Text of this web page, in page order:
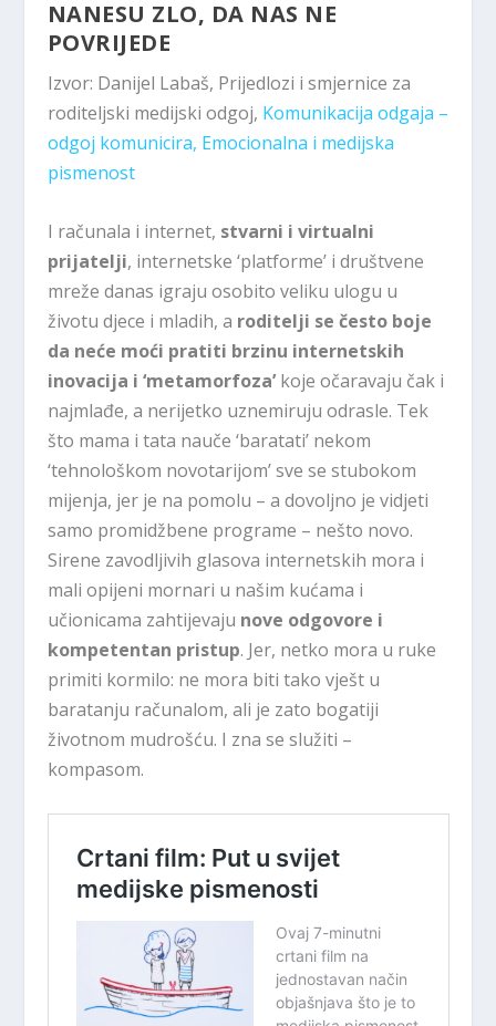
NANESU ZLO, DA NAS NE
POVRIJEDE
Izvor: Danijel Labaš, Prijedlozi i smjernice za
roditeljski medijski odgoj, Komunikacija odgaja –
odgoj komunicira, Emocionalna i medijska
pismenost
I računala i internet, stvarni i virtualni
prijatelji, internetske ‘platforme’ i društvene
mreže danas igraju osobito veliku ulogu u
životu djece i mladih, a roditelji se često boje
da neće moći pratiti brzinu internetskih
inovacija i ‘metamorfoza’koje očaravaju čak i
najmlađe, a nerijetko uznemiruju odrasle. Tek
što mama i tata nauče ‘baratati’ nekom
‘tehnološkom novotarijom’ sve se stubokom
mijenja, jer je na pomolu – a dovoljno je vidjeti
samo promidžbene programe – nešto novo.
Sirene zavodljivih glasova internetskih mora i
mali opijeni mornari u našim kućama i
učionicama zahtijevaju nove odgovore i
kompetentan pristup. Jer, netko mora u ruke
primiti kormilo: ne mora biti tako vješt u
baratanju računalom, ali je zato bogatiji
životnom mudrošću. I zna se služiti –
kompasom.